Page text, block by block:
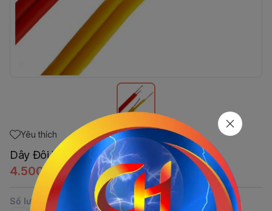
Yêu thích
Dây Đôi VCmd 2x0.5 VIỆT THÁI
4.500đ
Số lượng